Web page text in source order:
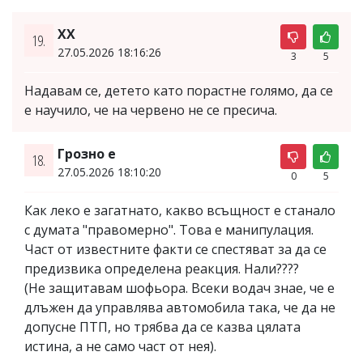
19. XX
27.05.2026 18:16:26 3 5
Надавам се, детето като порастне голямо, да се
е научило, че на червено не се пресича.
18. Грозно е
27.05.2026 18:10:20 0 5
Как леко е загатнато, какво всъщност е станало
с думата "правомерно". Това е манипулация.
Част от известните факти се спестяват за да се
предизвика определена реакция. Нали????
(Не защитавам шофьора. Всеки водач знае, че е
длъжен да управлява автомобила така, че да не
допусне ПТП, но трябва да се казва цялата
истина, а не само част от нея).